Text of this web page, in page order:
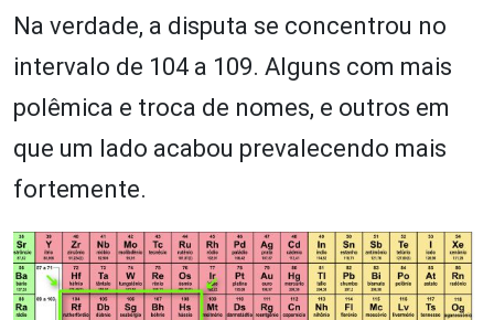
Na verdade, a disputa se concentrou no
intervalo de 104 a 109. Alguns com mais
polêmica e troca de nomes, e outros em
que um lado acabou prevalecendo mais
fortemente.